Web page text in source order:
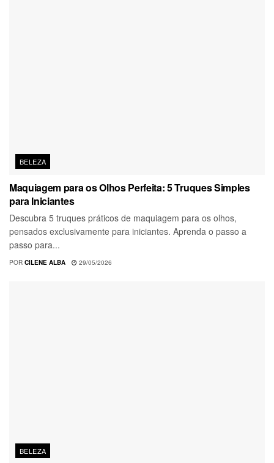
BELEZA
Maquiagem para os Olhos Perfeita: 5 Truques Simples
para Iniciantes
Descubra 5 truques práticos de maquiagem para os olhos,
pensados exclusivamente para iniciantes. Aprenda o passo a
passo para...
POR CILENE ALBA 29/05/2026
BELEZA